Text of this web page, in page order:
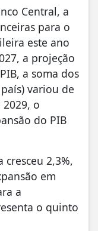
Central, a
para o
este ano
a projeção
a soma dos
variou de
2029, o
do PIB
cresceu 2,3%,
em
a
o quinto